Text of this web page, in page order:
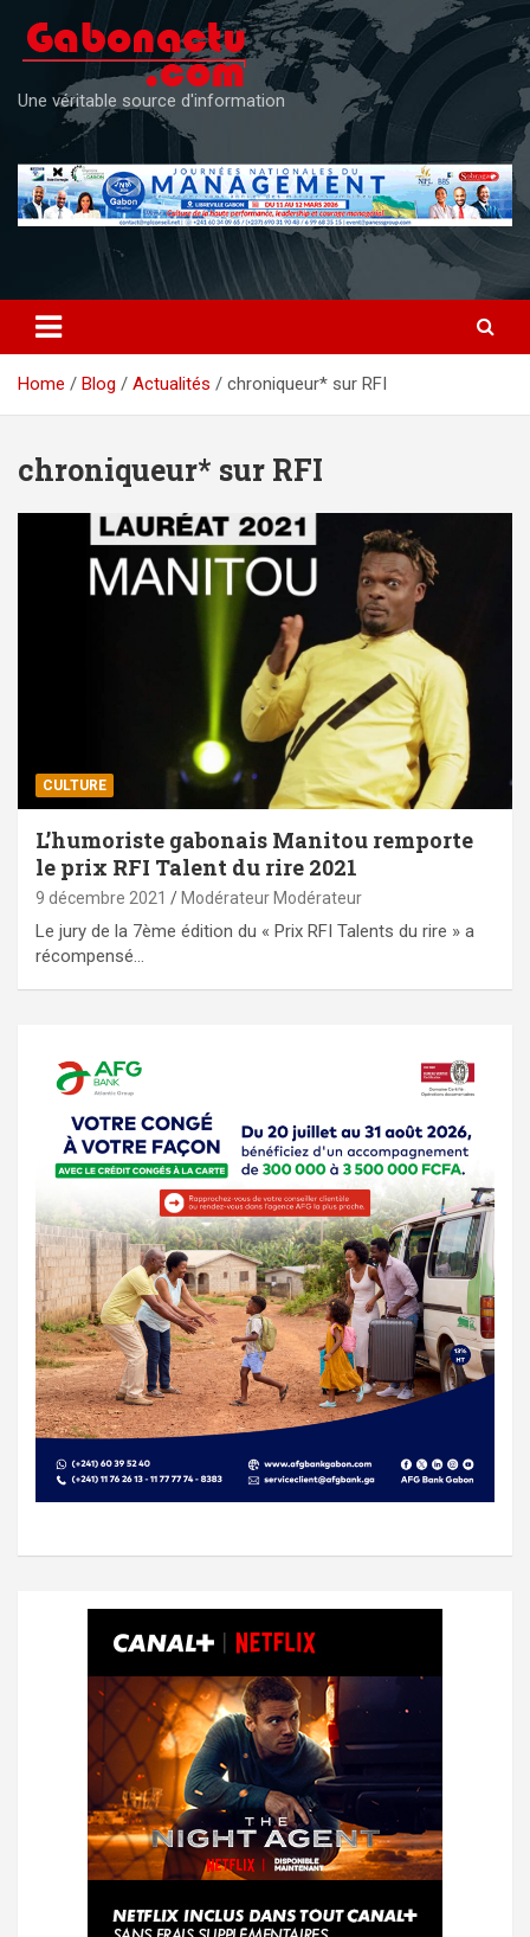
content
Une véritable source d'information
Home Blog Actualités chroniqueur* sur RFI
chroniqueur* sur RFI
CULTURE
L’humoriste gabonais Manitou remporte
le prix RFI Talent du rire 2021
9 décembre 2021 Modérateur Modérateur
Le jury de la 7ème édition du « Prix RFI Talents du rire » a
récompensé…